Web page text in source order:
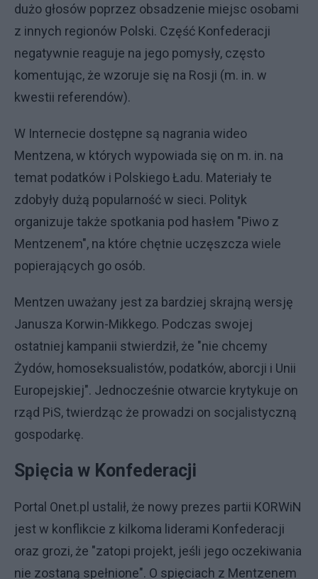
dużo głosów poprzez obsadzenie miejsc osobami
z innych regionów Polski. Część Konfederacji
negatywnie reaguje na jego pomysły, często
komentując, że wzoruje się na Rosji (m. in. w
kwestii referendów).
W Internecie dostępne są nagrania wideo
Mentzena, w których wypowiada się on m. in. na
temat podatków i Polskiego Ładu. Materiały te
zdobyły dużą popularność w sieci. Polityk
organizuje także spotkania pod hasłem "Piwo z
Mentzenem", na które chętnie uczęszcza wiele
popierających go osób.
Mentzen uważany jest za bardziej skrajną wersję
Janusza Korwin-Mikkego. Podczas swojej
ostatniej kampanii stwierdził, że "nie chcemy
Żydów, homoseksualistów, podatków, aborcji i Unii
Europejskiej". Jednocześnie otwarcie krytykuje on
rząd PiS, twierdząc że prowadzi on socjalistyczną
gospodarkę.
Spięcia w Konfederacji
Portal Onet.pl ustalił, że nowy prezes partii KORWiN
jest w konflikcie z kilkoma liderami Konfederacji
oraz grozi, że "zatopi projekt, jeśli jego oczekiwania
nie zostaną spełnione". O spięciach z Mentzenem